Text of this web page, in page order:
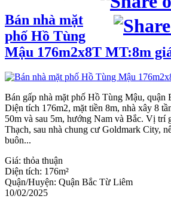
Bán nhà mặt
phố Hồ Tùng
Mậu 176m2x8T MT:8m
Bán gấp nhà mặt phố Hồ Tùng Mậu,
Diện tích 176m2, mặt tiền 8m, nhà xây 8
50m và sau 5m, hướng Nam và Bắc. Vị trí
Thạch, sau nhà chung cư Goldmark City,
buôn...
Giá: thỏa thuận
Diện tích: 176m²
Quận/Huyện: Quận Bắc Từ Liêm
10/02/2025